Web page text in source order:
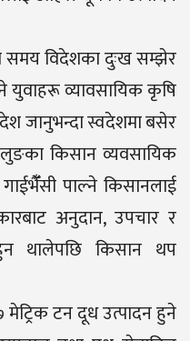
समय विदेशका दुःख सम्झेर
युवाहरू व्यावसायिक कृषि
जानुभन्दा स्वदेशमा बसेर
किसान व्यवसायिक
पाल्ने किसानलाई
अनुदान, उपचार र
थालेपछि किसान थप
मेट्रिक टन दूध उत्पादन हुने